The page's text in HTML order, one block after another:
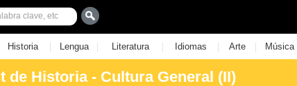
Historia | Lengua | Literatura | Idiomas | Arte | Música
de Historia - Cultura General (II)